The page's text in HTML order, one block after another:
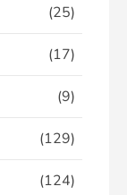
(25)
(17)
(9)
(129)
(124)